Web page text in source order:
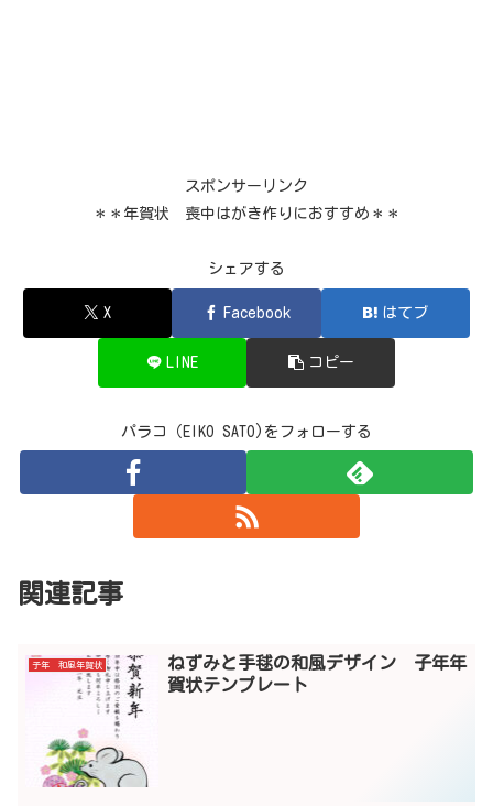
スポンサーリンク
＊＊年賀状 喪中はがき作りにおすすめ＊＊
シェアする
X Facebook はてブ
LINE コピー
パラコ（EIKO SATO)をフォローする
関連記事
子年 和風年賀状
ねずみと手毬の和風デザイン 子年年
賀状テンプレート